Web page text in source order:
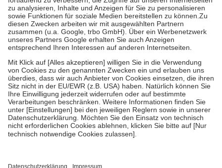
Bei Heilmitteln und häuslicher Krankenpflege beträgt die
Zuzahlung zehn Prozent der Kosten sowie zehn Euro je
Verordnung.
Um das Engagement der Versicherten für ihre eigene Gesundheit zu
stärken und die besondere Stellung der Familie zu unterstützen,
fallenkeine Zuzahlungenan bei:
• Kindern und Jugendlichen bis zum vollendeten 18. Lebensjahr
mit Ausnahme der Fahrkosten
• Untersuchungen zur Vorsorge und Früherkennung, die von der
GKV getragen werden
• empfohlenen Schutzimpfungen
• Harn- und Blutteststreifen
getroffen, um sicherzustellen, dass es sich um echte Bewertungen